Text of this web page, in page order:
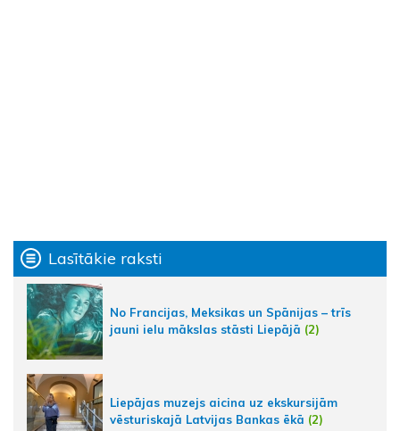
Lasītākie raksti
No Francijas, Meksikas un Spānijas – trīs
jauni ielu mākslas stāsti Liepājā (2)
Liepājas muzejs aicina uz ekskursijām
vēsturiskajā Latvijas Bankas ēkā (2)